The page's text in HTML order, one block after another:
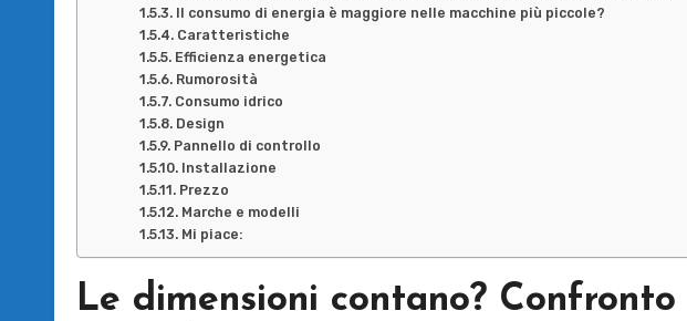
Il consumo di energia è maggiore nelle macchine più piccole?
Caratteristiche
Efficienza energetica
Rumorosità
Consumo idrico
Design
Pannello di controllo
Installazione
Prezzo
Marche e modelli
Mi piace:
Le dimensioni contano?